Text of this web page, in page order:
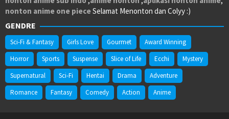
nonton anime one pieceSelamat Menonton dan Colyy :)
GENDRE
Sci-Fi & Fantasy Girls Love Gourmet
Award Winning
Horror
Sports Suspense Slice of Life Ecchi
Mystery
Supernatural
Sci-Fi Hentai Drama
Adventure
Romance
Fantasy Comedy Action Anime